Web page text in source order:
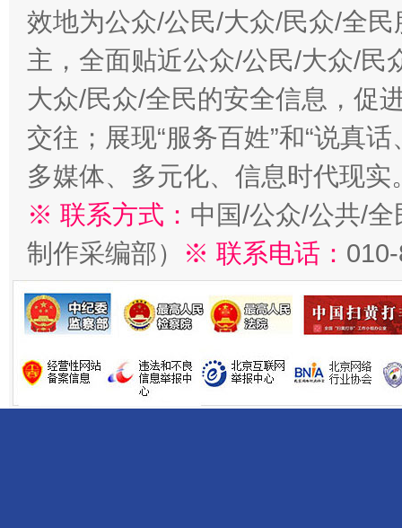
效地为公众/公民/大众/民众/全
主，全面贴近公众/公民/大众/民
大众/民众/全民的安全信息，促
交往；展现“服务百姓”和“说真
多媒体、多元化、信息时代现实
※ 联系方式： 中国/公众/公共/
制作采编部）
※ 联系电话：